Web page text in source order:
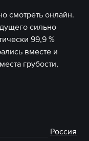
смотреть онлайн.
сильно
99,9 %
вместе и
грубости,
Россия